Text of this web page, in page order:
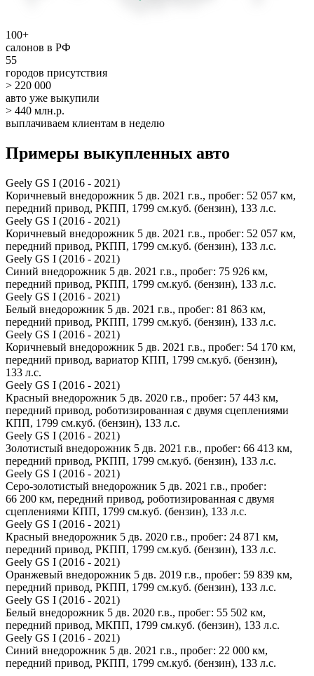
100+
салонов в РФ
55
городов присутствия
> 220 000
авто уже выкупили
> 440 млн.р.
выплачиваем клиентам в неделю
Примеры выкупленных авто
Geely GS I (2016 - 2021)
Коричневый внедорожник 5 дв. 2021 г.в., пробег: 52 057 км,
передний привод, РКПП, 1799 см.куб. (бензин), 133 л.с.
Geely GS I (2016 - 2021)
Коричневый внедорожник 5 дв. 2021 г.в., пробег: 52 057 км,
передний привод, РКПП, 1799 см.куб. (бензин), 133 л.с.
Geely GS I (2016 - 2021)
Синий внедорожник 5 дв. 2021 г.в., пробег: 75 926 км,
передний привод, РКПП, 1799 см.куб. (бензин), 133 л.с.
Geely GS I (2016 - 2021)
Белый внедорожник 5 дв. 2021 г.в., пробег: 81 863 км,
передний привод, РКПП, 1799 см.куб. (бензин), 133 л.с.
Geely GS I (2016 - 2021)
Коричневый внедорожник 5 дв. 2021 г.в., пробег: 54 170 км,
передний привод, вариатор КПП, 1799 см.куб. (бензин),
133 л.с.
Geely GS I (2016 - 2021)
Красный внедорожник 5 дв. 2020 г.в., пробег: 57 443 км,
передний привод, роботизированная с двумя сцеплениями
КПП, 1799 см.куб. (бензин), 133 л.с.
Geely GS I (2016 - 2021)
Золотистый внедорожник 5 дв. 2021 г.в., пробег: 66 413 км,
передний привод, РКПП, 1799 см.куб. (бензин), 133 л.с.
Geely GS I (2016 - 2021)
Серо-золотистый внедорожник 5 дв. 2021 г.в., пробег:
66 200 км, передний привод, роботизированная с двумя
сцеплениями КПП, 1799 см.куб. (бензин), 133 л.с.
Geely GS I (2016 - 2021)
Красный внедорожник 5 дв. 2020 г.в., пробег: 24 871 км,
передний привод, РКПП, 1799 см.куб. (бензин), 133 л.с.
Geely GS I (2016 - 2021)
Оранжевый внедорожник 5 дв. 2019 г.в., пробег: 59 839 км,
передний привод, РКПП, 1799 см.куб. (бензин), 133 л.с.
Geely GS I (2016 - 2021)
Белый внедорожник 5 дв. 2020 г.в., пробег: 55 502 км,
передний привод, МКПП, 1799 см.куб. (бензин), 133 л.с.
Geely GS I (2016 - 2021)
Синий внедорожник 5 дв. 2021 г.в., пробег: 22 000 км,
передний привод, РКПП, 1799 см.куб. (бензин), 133 л.с.